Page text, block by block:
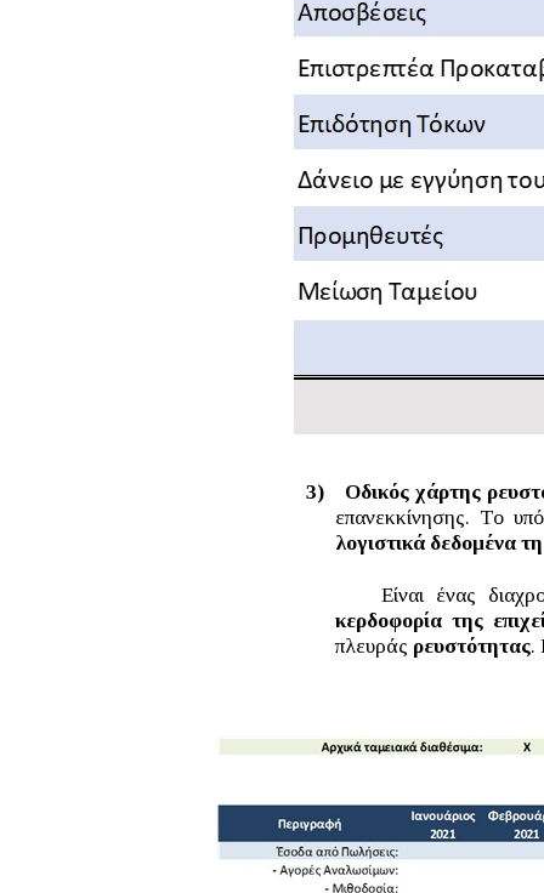
3)
Οδικός χάρτης
επανεκκίνησης. Το
λογιστικά δεδομένα
Είναι ένας
κερδοφορία της
πλευράς ρευστότητας.